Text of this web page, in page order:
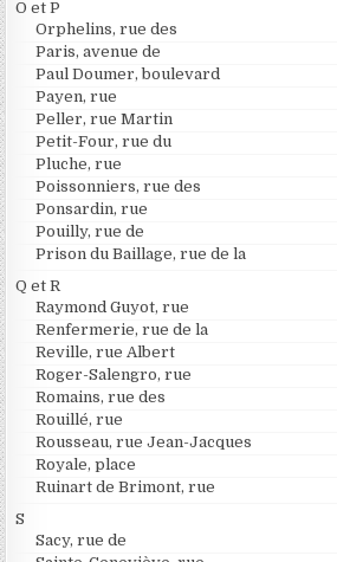
O et P
Orphelins, rue des
Paris, avenue de
Paul Doumer, boulevard
Payen, rue
Peller, rue Martin
Petit-Four, rue du
Pluche, rue
Poissonniers, rue des
Ponsardin, rue
Pouilly, rue de
Prison du Baillage, rue de la
Q et R
Raymond Guyot, rue
Renfermerie, rue de la
Reville, rue Albert
Roger-Salengro, rue
Romains, rue des
Rouillé, rue
Rousseau, rue Jean-Jacques
Royale, place
Ruinart de Brimont, rue
S
Sacy, rue de